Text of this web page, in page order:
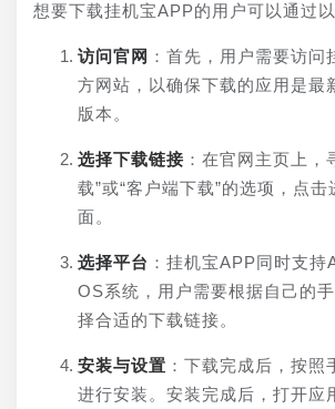
想要下载挂机宝APP的用户可以通过
访问官网 ：首先，用户需要访问
方网站，以确保下载的应用是最
版本。
选择下载链接 ：在官网主页上，
载”或“客户端下载”的选项，点击
面。
选择平台 ：挂机宝APP同时支持
OS系统，用户需要根据自己的
择合适的下载链接。
安装与设置 ：下载完成后，按照
进行安装。安装完成后，打开应